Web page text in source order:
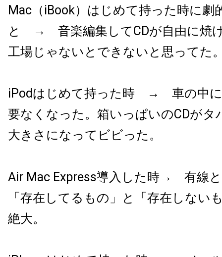
Mac（iBook）はじめて持った時に劇
と → 音楽編集してCDが自由に焼
工場じゃないとできないと思ってた
iPodはじめて持った時 → 車の中に
要なくなった。箱いっぱいのCDがタ
大きさになってビビった。
Air Mac Express導入した時→ 有線
「存在してるもの」と「存在しない
絶大。